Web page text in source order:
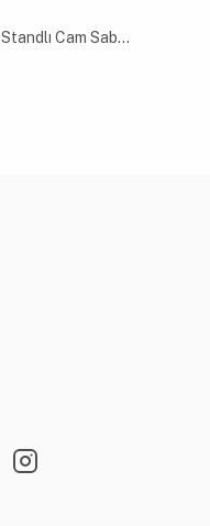
Akayev 2 Bölmeli Akasya Standlı Cam Sabunluk ve Diş Fırçalık Seti